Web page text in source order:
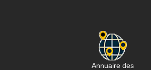
Annuaire des